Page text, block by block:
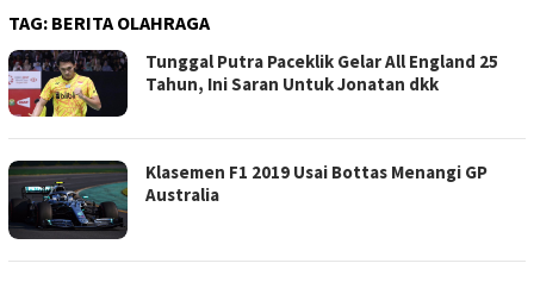
TAG: BERITA OLAHRAGA
Tunggal Putra Paceklik Gelar All England 25
Tahun, Ini Saran Untuk Jonatan dkk
Klasemen F1 2019 Usai Bottas Menangi GP
Australia